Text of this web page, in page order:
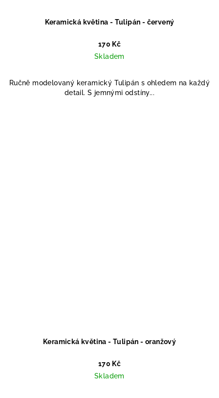
Keramická květina - Tulipán - červený
170 Kč
Skladem
Ručně modelovaný keramický Tulipán s ohledem na každý
detail. S jemnými odstíny...
Keramická květina - Tulipán - oranžový
170 Kč
Skladem